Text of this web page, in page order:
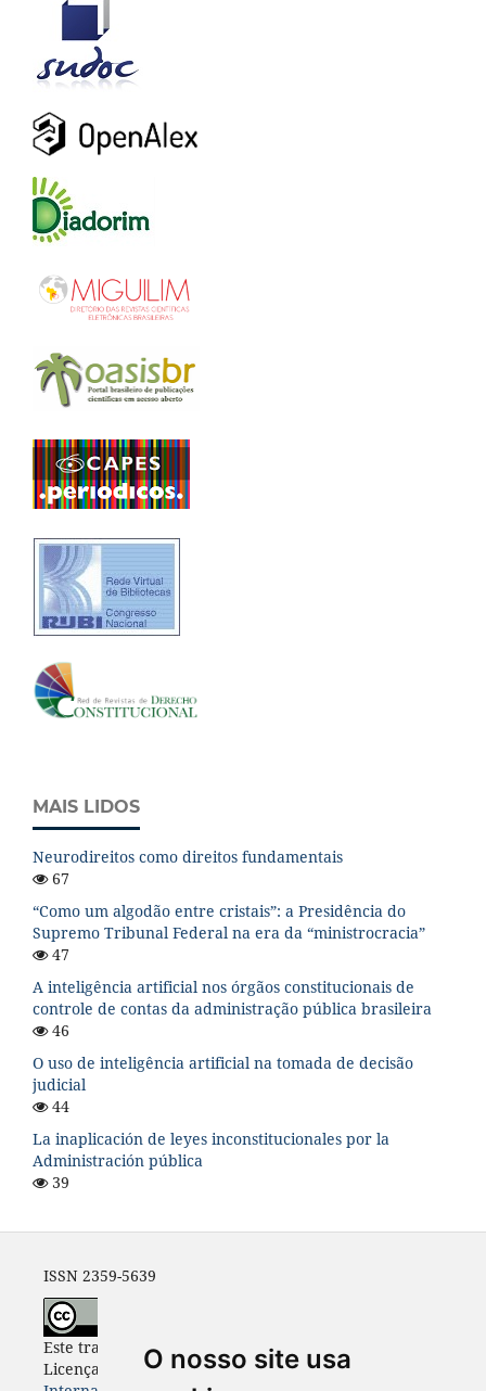
O nosso site usa
MAIS LIDOS
Neurodireitos como direitos fundamentais
67
“Como um algodão entre cristais”: a Presidência do
Supremo Tribunal Federal na era da “ministrocracia”
47
A inteligência artificial nos órgãos constitucionais de
controle de contas da administração pública brasileira
46
O uso de inteligência artificial na tomada de decisão
judicial
44
La inaplicación de leyes inconstitucionales por la
Administración pública
39
ISSN 2359-5639
Este trabalho está licenciado com uma
Licença
Creative Commons - Atribuição 4.0